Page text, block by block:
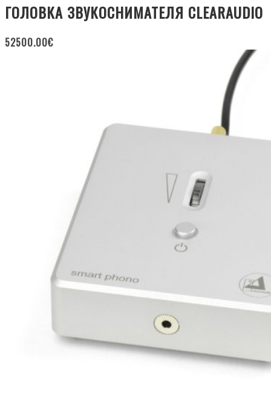
ГОЛОВКА ЗВУКОСНИМАТЕЛЯ CLEARAUDIO
52500.00€